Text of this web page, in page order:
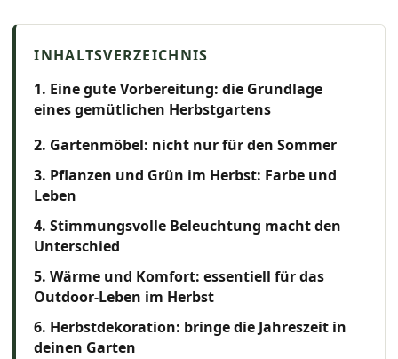
1. Eine gute Vorbereitung: die Grundlage
eines gemütlichen Herbstgartens
2. Gartenmöbel: nicht nur für den Sommer
3. Pflanzen und Grün im Herbst: Farbe und
Leben
4. Stimmungsvolle Beleuchtung macht den
Unterschied
5. Wärme und Komfort: essentiell für das
Outdoor-Leben im Herbst
6. Herbstdekoration: bringe die Jahreszeit in
deinen Garten